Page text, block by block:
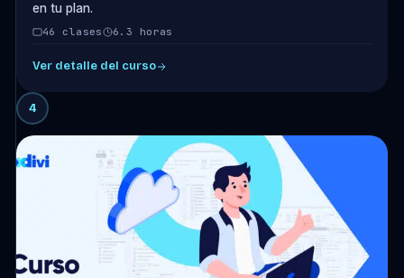
en tu plan.
46 clases 6.3 horas
Ver detalle del curso
4